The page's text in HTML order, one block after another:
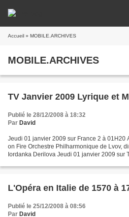
Accueil » MOBILE.ARCHIVES
MOBILE.ARCHIVES
TV Janvier 2009 Lyrique et
Publié le 28/12/2008 à 18:32
Par David
Jeudi 01 janvier 2009 sur France 2 à 01H20
on Fire Orchestre Philharmonique de Lvov,
Iordanka Derilova Jeudi 01 janvier 2009 sur
L'Opéra en Italie de 1570 à
Publié le 25/12/2008 à 08:56
Par David